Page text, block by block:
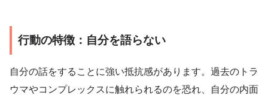
行動の特徴：自分を語らない
自分の話をすることに強い抵抗感があります。過去のトラ
ウマやコンプレックスに触れられるのを恐れ、自分の内面